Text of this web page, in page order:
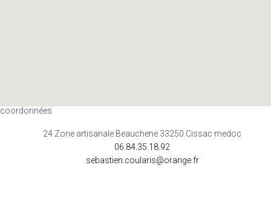
coordonnées
24 Zone artisanale Beauchene 33250 Cissac medoc
06.84.35.18.92
sebastien.coularis@orange.fr